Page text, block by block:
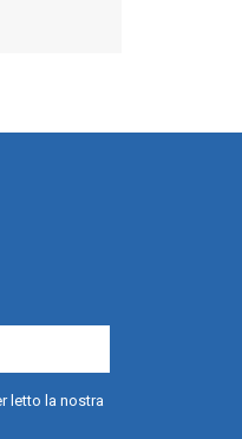
letto la nostra